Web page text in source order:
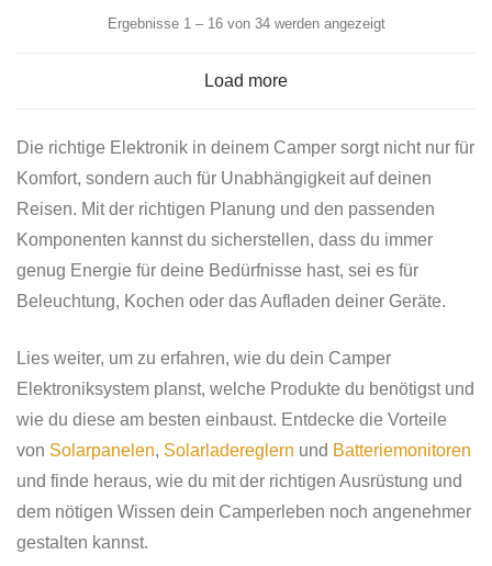
Ergebnisse 1 – 16 von 34 werden angezeigt
Load more
Die richtige Elektronik in deinem Camper sorgt nicht nur für
Komfort, sondern auch für Unabhängigkeit auf deinen
Reisen. Mit der richtigen Planung und den passenden
Komponenten kannst du sicherstellen, dass du immer
genug Energie für deine Bedürfnisse hast, sei es für
Beleuchtung, Kochen oder das Aufladen deiner Geräte.
Lies weiter, um zu erfahren, wie du dein Camper
Elektroniksystem planst, welche Produkte du benötigst und
wie du diese am besten einbaust. Entdecke die Vorteile
von Solarpanelen, Solarladereglern und Batteriemonitoren
und finde heraus, wie du mit der richtigen Ausrüstung und
dem nötigen Wissen dein Camperleben noch angenehmer
gestalten kannst.